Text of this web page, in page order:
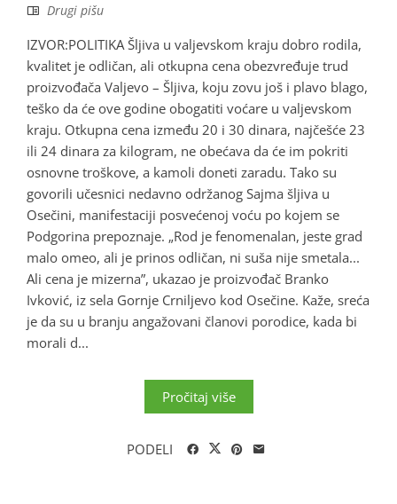
Drugi pišu
IZVOR:POLITIKA Šljiva u valjevskom kraju dobro rodila,
kvalitet je odličan, ali otkupna cena obezvređuje trud
proizvođača Valjevo – Šljiva, koju zovu još i plavo blago,
teško da će ove godine obogatiti voćare u valjevskom
kraju. Otkupna cena između 20 i 30 dinara, najčešće 23
ili 24 dinara za kilogram, ne obećava da će im pokriti
osnovne troškove, a kamoli doneti zaradu. Tako su
govorili učesnici nedavno održanog Sajma šljiva u
Osečini, manifestaciji posvećenoj voću po kojem se
Podgorina prepoznaje. „Rod je fenomenalan, jeste grad
malo omeo, ali je prinos odličan, ni suša nije smetala...
Ali cena je mizerna”, ukazao je proizvođač Branko
Ivković, iz sela Gornje Crniljevo kod Osečine. Kaže, sreća
je da su u branju angažovani članovi porodice, kada bi
morali d...
Pročitaj više
PODELI